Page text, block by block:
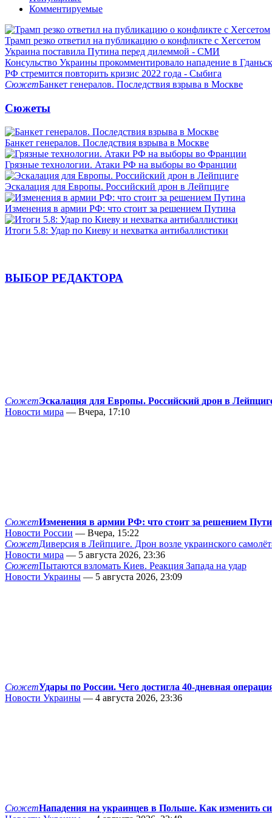
Комментируемые
Трамп резко ответил на публикацию о конфликте с Хегсетом
Украина поставила Путина перед дилеммой - СМИ
Консульство Украины прокомментировало нападение в
РФ стремится повторить кризис 2022 года - Сыбига
СюжетБанкет генералов. Последствия взрыва в Москве
Сюжеты
Банкет генералов. Последствия взрыва в Москве
Грязные технологии. Атаки РФ на выборы во Франции
Эскалация для Европы. Российский дрон в Лейпциге
Изменения в армии РФ: что стоит за решением Путина
Итоги 5.8: Удар по Киеву и нехватка антибаллистики
ВЫБОР РЕДАКТОРА
СюжетЭскалация для Европы. Российский дрон в
Новости мира — Вчера, 17:10
СюжетИзменения в армии РФ: что стоит за решением
Новости России — Вчера, 15:22
СюжетДиверсия в Лейпциге. Дрон возле украинского
Новости мира — 5 августа 2026, 23:36
СюжетПытаются взломать Киев. Реакция Запада на удар
Новости Украины — 5 августа 2026, 23:09
СюжетУдары по России. Чего достигла 40-дневная
Новости Украины — 4 августа 2026, 23:36
СюжетНападения на украинцев в Польше. Как изменить